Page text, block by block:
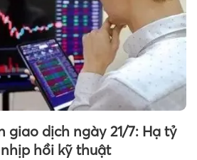
giao dịch ngày 21/7: Hạ tỷ
hồi kỹ thuật